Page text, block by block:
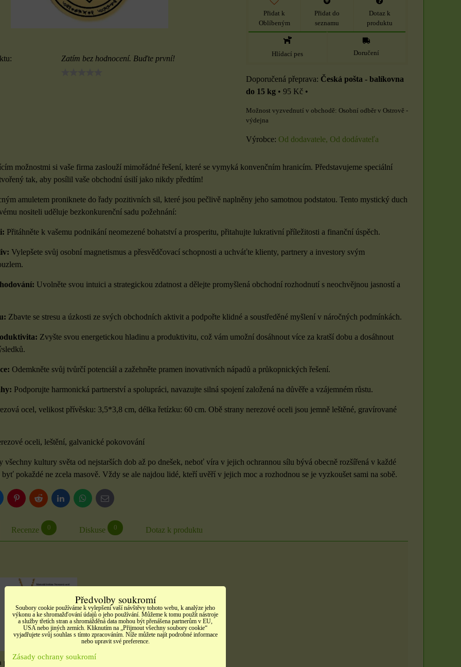
Zatím bez hodnocení. Buďte první!
Přidat k
Oblíbeným
Přidat do
seznamu
Dotaz k
produktu
Hlídací pes Doručení
Česká pošta - balíkovna
do 15 kg • 95 Kč •
Osobní odběr v Ostrově -
výdejna
Výrobce: Od dodavatele, Od dodávateľa
možnostmi si vaše firma zaslouží mimořádné řešení, které se vymyká konvenčním hranicím. Představujeme speciální
tak, aby posílil vaše obchodní úsilí jako nikdy předtím!
amuletem proniknete do řady pozitivních sil, které jsou pečlivě naplněny jeho samotnou podstatou. Tento mystický duch
nositeli uděluje bezkonkurenční sadu požehnání:
Přitáhněte k vašemu podnikání neomezené bohatství a prosperitu, přitahujte lukrativní příležitosti a finanční úspěch.
Vylepšete svůj osobní magnetismus a přesvědčovací schopnosti a uchváťte klienty, partnery a investory svým
Uvolněte svou intuici a strategickou zdatnost a dělejte promyšlená obchodní rozhodnutí s neochvějnou jasností a
Zbavte se stresu a úzkosti ze svých obchodních aktivit a podpořte klidné a soustředěné myšlení v náročných podmínkách.
Zvyšte svou energetickou hladinu a produktivitu, což vám umožní dosáhnout více za kratší dobu a dosáhnout
Odemkněte svůj tvůrčí potenciál a zažehněte pramen inovativních nápadů a průkopnických řešení.
Podporujte harmonická partnerství a spolupráci, navazujte silná spojení založená na důvěře a vzájemném růstu.
ocel, velikost přívěsku: 3,5*3,8 cm, délka řetízku: 60 cm. Obě strany nerezové oceli jsou jemně leštěné, gravírované
oceli, leštění, galvanické pokovování
všechny kultury světa od nejstarších dob až po dnešek, neboť víra v jejich ochrannou sílu bývá obecně rozšířená v každé
pokaždé ne zcela masově. Vždy se ale najdou lidé, kteří uvěří v jejich moc a rozhodnou se je vyzkoušet sami na sobě.
PinterestReddit LinkedInWhatsApp
E-
mail
Recenze 0 Diskuse 0 Dotaz k produktu
podporu podnikání zlatý
Samolepky třpitivé
zlaté písmena
Samolepky srdíčka
Předvolby soukromí
Soubory cookie používáme k vylepšení vaší návštěvy tohoto webu, k analýze jeho
výkonu a ke shromažďování údajů o jeho používání. Můžeme k tomu použít nástroje
a služby třetích stran a shromážděná data mohou být přenášena partnerům v EU,
USA nebo jiných zemích. Kliknutím na „Přijmout všechny soubory cookie“
vyjadřujete svůj souhlas s tímto zpracováním. Níže můžete najít podrobné informace
nebo upravit své preference.
Zásady ochrany soukromí